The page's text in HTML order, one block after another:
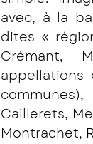
avec, à la
dites «
Crémant,
appellations
Caillerets,
Montrachet,